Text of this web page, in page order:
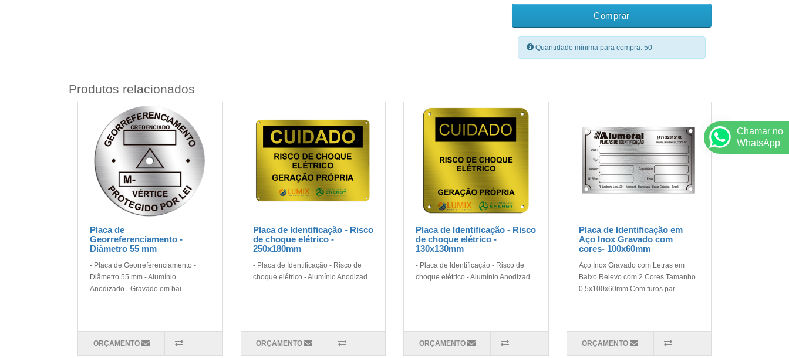
Comprar
Quantidade mínima para compra: 50
Produtos relacionados
Placa de
Georreferenciamento -
Diâmetro 55 mm
- Placa de Georreferenciamento -
Diâmetro 55 mm - Alumínio
Anodizado - Gravado em bai..
ORÇAMENTO
Placa de Identificação - Risco
de choque elétrico -
250x180mm
- Placa de Identificação - Risco de
choque elétrico - Alumínio Anodizad..
ORÇAMENTO
Placa de Identificação - Risco
de choque elétrico -
130x130mm
- Placa de Identificação - Risco de
choque elétrico - Alumínio Anodizad..
ORÇAMENTO
Placa de Identificação em
Aço Inox Gravado com
cores- 100x60mm
Aço Inox Gravado com Letras em
Baixo Relevo com 2 Cores Tamanho
0,5x100x60mm Com furos par..
ORÇAMENTO
Chamar no
WhatsApp